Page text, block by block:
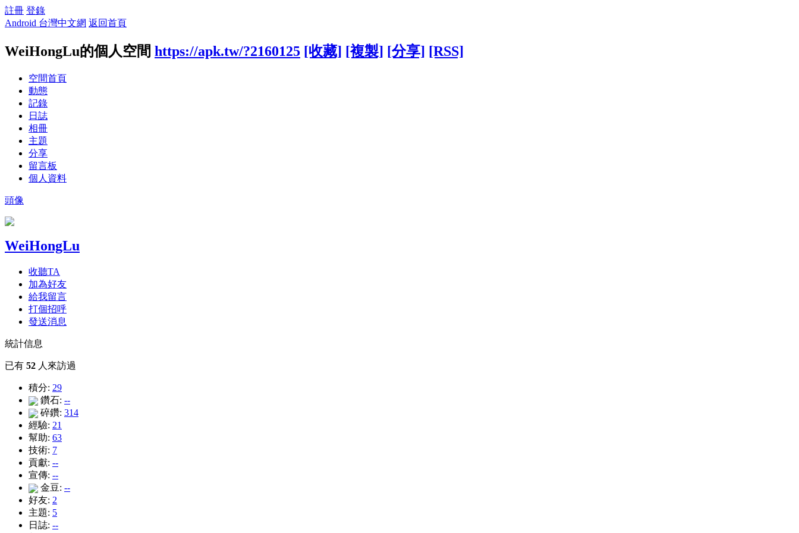
註冊 登錄
Android 台灣中文網 返回首頁
WeiHongLu的個人空間 https://apk.tw/?2160125 [收藏] [複製] [分享] [RSS]
空間首頁
動態
記錄
日誌
相冊
主題
分享
留言板
個人資料
頭像
WeiHongLu
收聽TA
加為好友
給我留言
打個招呼
發送消息
統計信息
已有 52 人來訪過
積分: 29
鑽石: --
碎鑽: 314
經驗: 21
幫助: 63
技術: 7
貢獻: --
宣傳: --
金豆: --
好友: 2
主題: 5
日誌: --